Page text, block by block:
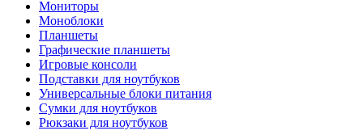
Мониторы
Моноблоки
Планшеты
Графические планшеты
Игровые консоли
Подставки для ноутбуков
Универсальные блоки питания
Сумки для ноутбуков
Рюкзаки для ноутбуков